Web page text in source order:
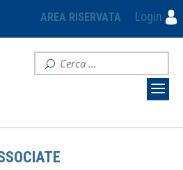
AREA RISERVATA Login